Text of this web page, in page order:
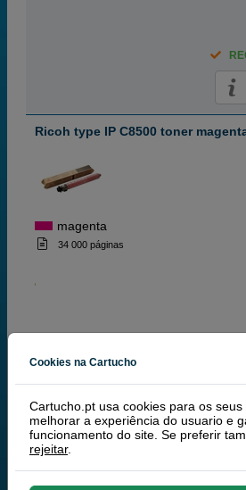
Ricoh type IP C8500 toner
magenta
34 000 páginas
Ricoh type IP C8500 toner amarelo
Cookies na Cartucho
Cartucho.pt usa cookies para os
melhorar a experiência do usuario e
funcionamento do site. Se preferir
rejeitar.